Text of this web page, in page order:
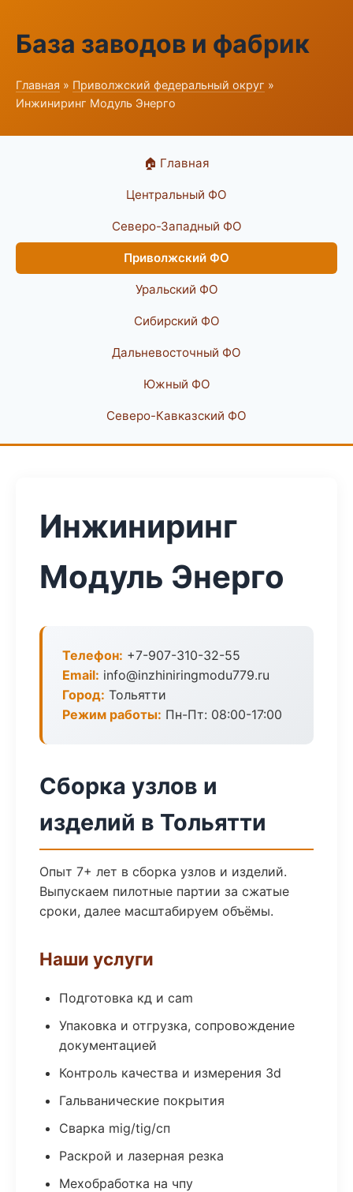
База заводов и фабрик
Главная » Приволжский федеральный округ »
Инжиниринг Модуль Энерго
🏠 Главная
Центральный ФО
Северо-Западный ФО
Приволжский ФО
Уральский ФО
Сибирский ФО
Дальневосточный ФО
Южный ФО
Северо-Кавказский ФО
Инжиниринг
Модуль Энерго
Телефон: +7-907-310-32-55
Email: info@inzhiniringmodu779.ru
Город: Тольятти
Режим работы: Пн-Пт: 08:00-17:00
Сборка узлов и
изделий в Тольятти
Опыт 7+ лет в сборка узлов и изделий.
Выпускаем пилотные партии за сжатые
сроки, далее масштабируем объёмы.
Наши услуги
Подготовка кд и cam
Упаковка и отгрузка, сопровождение
документацией
Контроль качества и измерения 3d
Гальванические покрытия
Сварка mig/tig/сп
Раскрой и лазерная резка
Мехобработка на чпу